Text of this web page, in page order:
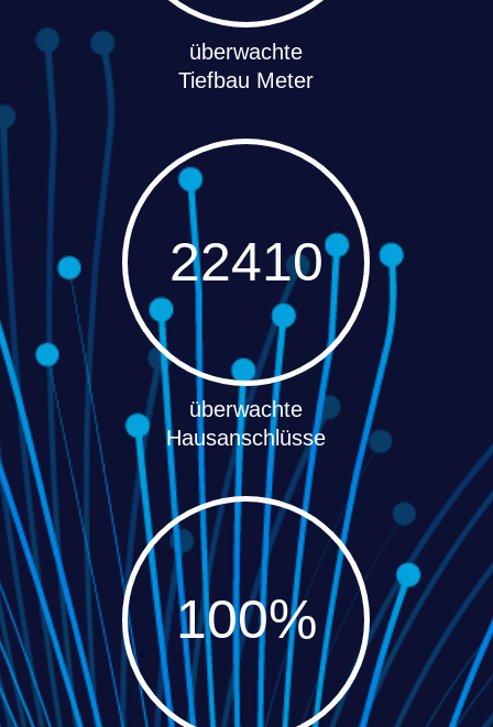
überwachte
Tiefbau Meter
100
22410
überwachte
Hausanschlüsse
100%